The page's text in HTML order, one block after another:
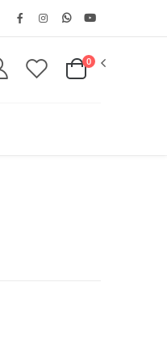
0